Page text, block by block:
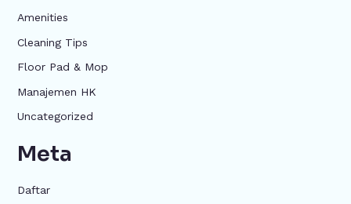
Amenities
Cleaning Tips
Floor Pad & Mop
Manajemen HK
Uncategorized
Meta
Daftar